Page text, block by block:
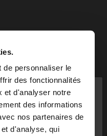
de personnaliser le
des fonctionnalités
et d'analyser notre
des informations
nos partenaires de
d'analyse, qui
×
France. Voulez-vous
States?